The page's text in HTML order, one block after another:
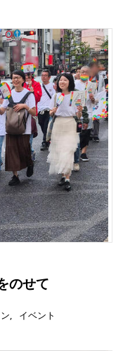
のせて
イベント